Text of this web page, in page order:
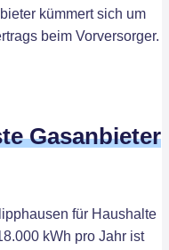
kümmert sich um
beim Vorversorger.
Gasanbieter
für Haushalte
kWh pro Jahr ist